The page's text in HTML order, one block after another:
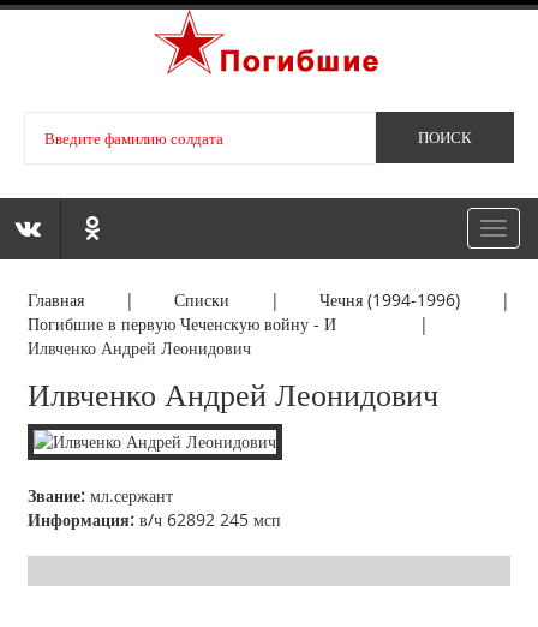
Главная |Списки |Чечня (1994-1996) |
Погибшие в первую Чеченскую войну - И |
Илвченко Андрей Леонидович
Илвченко Андрей Леонидович
Звание: мл.сержант
Информация: в/ч 62892 245 мсп